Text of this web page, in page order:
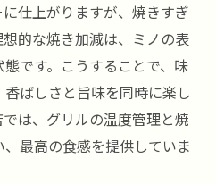
仕上がりますが、焼きすぎ
的な焼き加減は、ミノの表
です。こうすることで、味
ばしさと旨味を同時に楽し
は、グリルの温度管理と焼
最高の食感を提供していま